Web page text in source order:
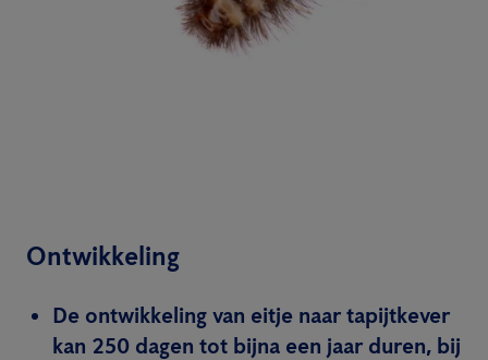
Ontwikkeling
De ontwikkeling van eitje naar tapijtkever
kan 250 dagen tot bijna een jaar duren, bij